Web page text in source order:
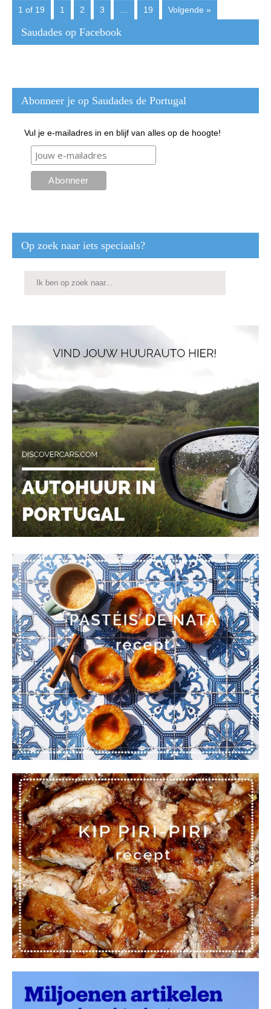
1 of 19 1 2 3 19 Volgende »
Saudades op Facebook
Abonneer je op Saudades de Portugal
Vul je e-mailadres in en blijf van alles op de hoogte!
Op zoek naar iets speciaals?